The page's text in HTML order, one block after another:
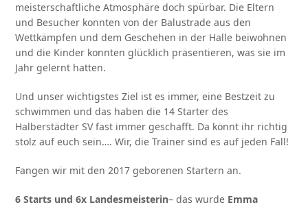
meisterschaftliche Atmosphäre doch spürbar. Die Eltern
und Besucher konnten von der Balustrade aus den
Wettkämpfen und dem Geschehen in der Halle beiwohnen
und die Kinder konnten glücklich präsentieren, was sie im
Jahr gelernt hatten.
Und unser wichtigstes Ziel ist es immer, eine Bestzeit zu
schwimmen und das haben die 14 Starter des
Halberstädter SV fast immer geschafft. Da könnt ihr richtig
stolz auf euch sein…. Wir, die Trainer sind es auf jeden Fall!
Fangen wir mit den 2017 geborenen Startern an.
6 Starts und 6x Landesmeisterin– das wurde Emma